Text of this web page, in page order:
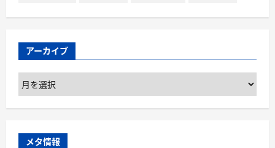
アーカイブ
ア
ー
カ
ブ
メタ情報